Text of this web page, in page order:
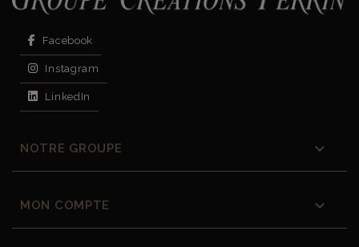
Facebook
Instagram
LinkedIn
NOTRE GROUPE 
MON COMPTE 